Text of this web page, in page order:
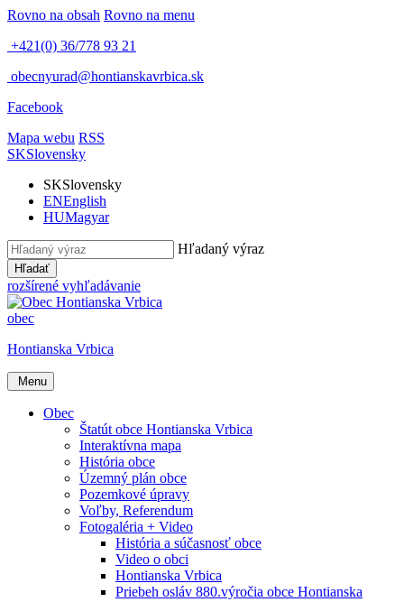
Rovno na obsah Rovno na menu
+421(0) 36/778 93 21
obecnyurad@hontianskavrbica.sk
Facebook
Mapa webu RSS
SKSlovensky
SKSlovensky
ENEnglish
HUMagyar
Hľadaný výraz
Hľadať
rozšírené vyhľadávanie
obec
Hontianska Vrbica
Menu
Obec
Štatút obce Hontianska Vrbica
Interaktívna mapa
História obce
Územný plán obce
Pozemkové úpravy
Voľby, Referendum
Fotogaléria + Video
História a súčasnosť obce
Video o obci
Hontianska Vrbica
Priebeh osláv 880.výročia obce Hontianska